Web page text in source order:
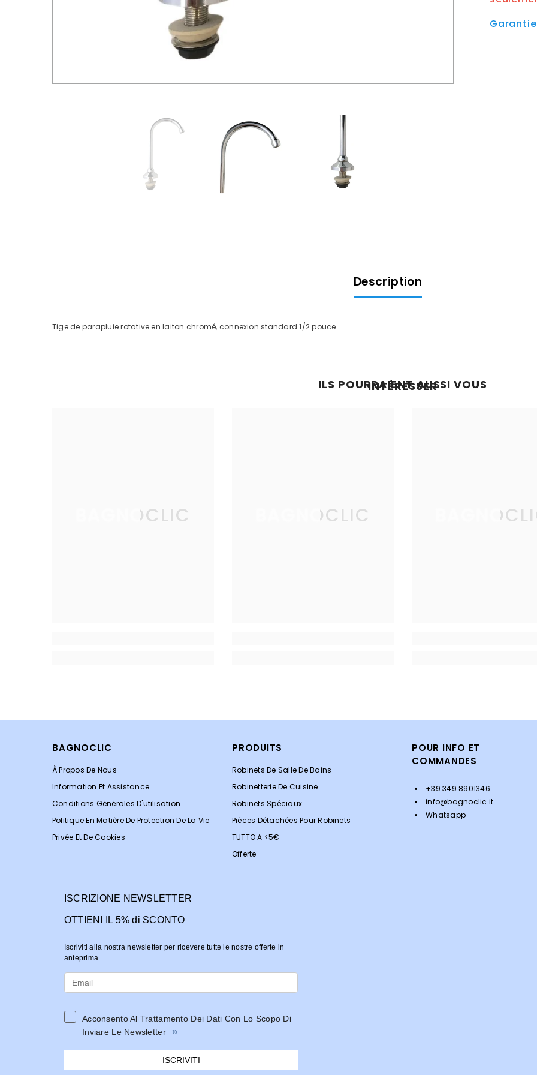
Description
Tige de parapluie rotative en laiton chromé, connexion standard 1/2 pouce
ILS POURRAIENT AUSSI VOUS
INTÉRESSER
BAGNOCLIC BAGNOCLIC
BAGNOCLIC
À Propos De Nous
Information Et Assistance
Conditions Générales D'utilisation
Politique En Matière De Protection De La Vie
Privée Et De Cookies
PRODUITS
Robinets De Salle De Bains
Robinetterie De Cuisine
Robinets Spéciaux
Pièces Détachées Pour Robinets
TUTTO A <5€
Offerte
POUR INFO ET
COMMANDES
+39 349 8901346
info@bagnoclic.it
Whatsapp
ISCRIZIONE NEWSLETTER
OTTIENI IL 5% di SCONTO
Iscriviti alla nostra newsletter per ricevere tutte le nostre offerte in
anteprima
Acconsento Al Trattamento Dei Dati Con Lo Scopo Di
Inviare Le Newsletter
»
ISCRIVITI